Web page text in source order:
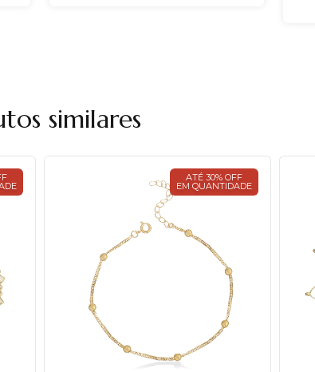
similares
ATÉ 30% OFF
EM QUANTIDADE